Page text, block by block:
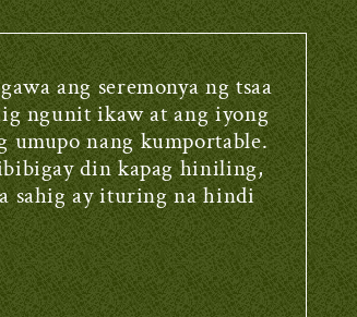
ang seremonya ng tsaa
ngunit ikaw at ang iyong
umupo nang kumportable.
din kapag hiniling,
sahig ay ituring na hindi